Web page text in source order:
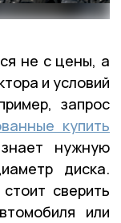
не с цены, а
и условий
запрос
купить
нужную
диска.
сверить
или